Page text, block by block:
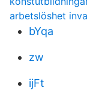
arbetslöshet
bYqa
zw
ijFt